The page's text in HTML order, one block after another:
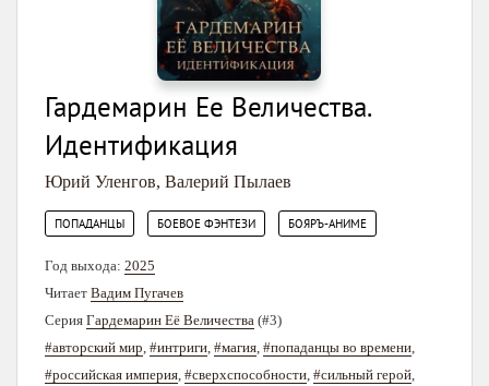
Гардемарин Ее Величества.
Идентификация
Юрий Уленгов, Валерий Пылаев
ПОПАДАНЦЫ БОЕВОЕ ФЭНТЕЗИ БОЯРЪ-АНИМЕ
Год выхода: 2025
Читает Вадим Пугачев
Серия Гардемарин Её Величества (#3)
#авторский мир #интриги #магия #попаданцы во времени
#российская империя #сверхспособности #сильный герой